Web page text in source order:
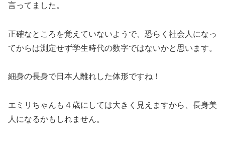
言ってました。
正確なところを覚えていないようで、恐らく社会人になっ
てからは測定せず学生時代の数字ではないかと思います。
細身の長身で日本人離れした体形ですね！
エミリちゃんも４歳にしては大きく見えますから、長身美
人になるかもしれません。